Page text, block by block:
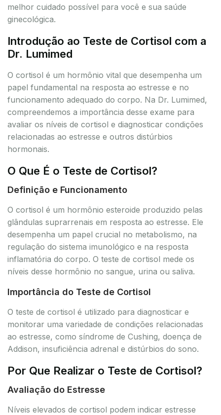
melhor cuidado possível para você e sua saúde
ginecológica.
Introdução ao Teste de Cortisol com a
Dr. Lumimed
O cortisol é um hormônio vital que desempenha um
papel fundamental na resposta ao estresse e no
funcionamento adequado do corpo. Na Dr. Lumimed,
compreendemos a importância desse exame para
avaliar os níveis de cortisol e diagnosticar condições
relacionadas ao estresse e outros distúrbios
hormonais.
O Que É o Teste de Cortisol?
Definição e Funcionamento
O cortisol é um hormônio esteroide produzido pelas
glândulas suprarrenais em resposta ao estresse. Ele
desempenha um papel crucial no metabolismo, na
regulação do sistema imunológico e na resposta
inflamatória do corpo. O teste de cortisol mede os
níveis desse hormônio no sangue, urina ou saliva.
Importância do Teste de Cortisol
O teste de cortisol é utilizado para diagnosticar e
monitorar uma variedade de condições relacionadas
ao estresse, como síndrome de Cushing, doença de
Addison, insuficiência adrenal e distúrbios do sono.
Por Que Realizar o Teste de Cortisol?
Avaliação do Estresse
Níveis elevados de cortisol podem indicar estresse